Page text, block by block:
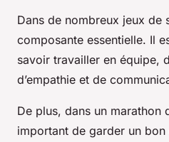
Dans de nombreux jeux de
composante essentielle. Il
savoir travailler en équipe,
d’empathie et de
De plus, dans un marathon
important de garder un